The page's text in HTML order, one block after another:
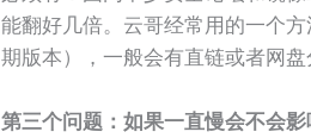
能翻好几倍。云哥经常用的一个
期版本），一般会有直链或者网
第三个问题：如果一直慢会不会影